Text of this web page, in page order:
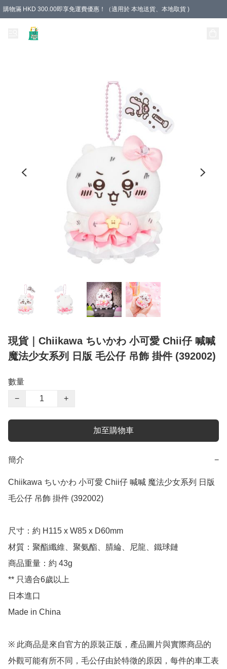
購物滿 HKD 300.00即享免運費優惠！（適用於 本地送貨、本地取貨 )
現貨｜Chiikawa ちいかわ 小可愛 Chii仔 喊喊
魔法少女系列 日版 毛公仔 吊飾 掛件 (392002)
數量
−
+
加至購物車
簡介 −
Chiikawa ちいかわ 小可愛 Chii仔 喊喊 魔法少女系列 日版
毛公仔 吊飾 掛件 (392002)
尺寸：約 H115 x W85 x D60mm
材質：聚酯纖維、聚氨酯、腈綸、尼龍、鐵球鏈
商品重量：約 43g
** 只適合6歲以上
日本進口
Made in China
※ 此商品是來自官方的原裝正版，產品圖片與實際商品的
外觀可能有所不同，毛公仔由於特徵的原因，每件的車工表